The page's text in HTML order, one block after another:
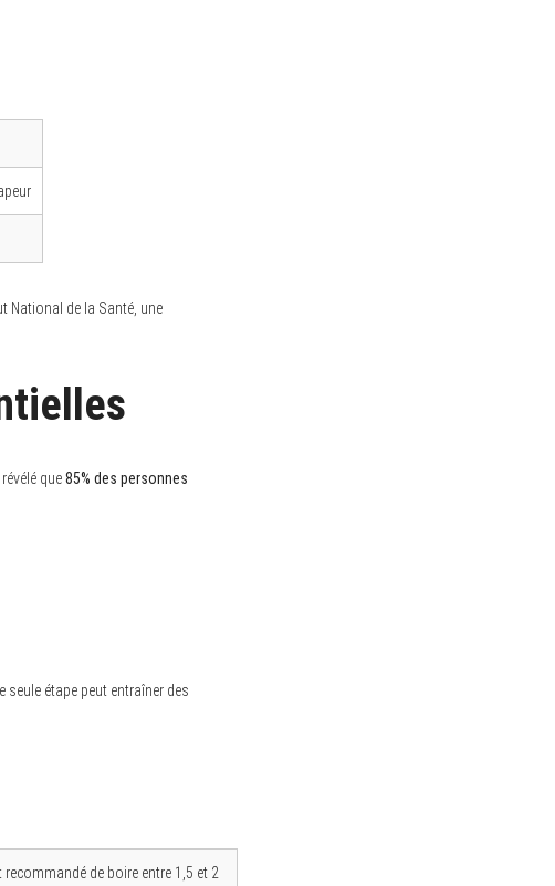
National de la Santé, une
que85% des personnes
seule étape peut entraîner des
recommandé de boire entre 1,5 et 2